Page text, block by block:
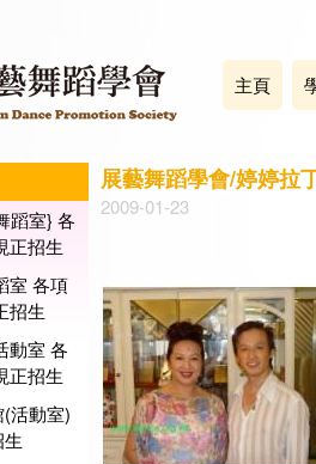
主頁
蹈室} 各
正招生
室 各項
招生
動室 各
正招生
活動室)
展藝舞蹈學會/婷婷拉
2009-01-23